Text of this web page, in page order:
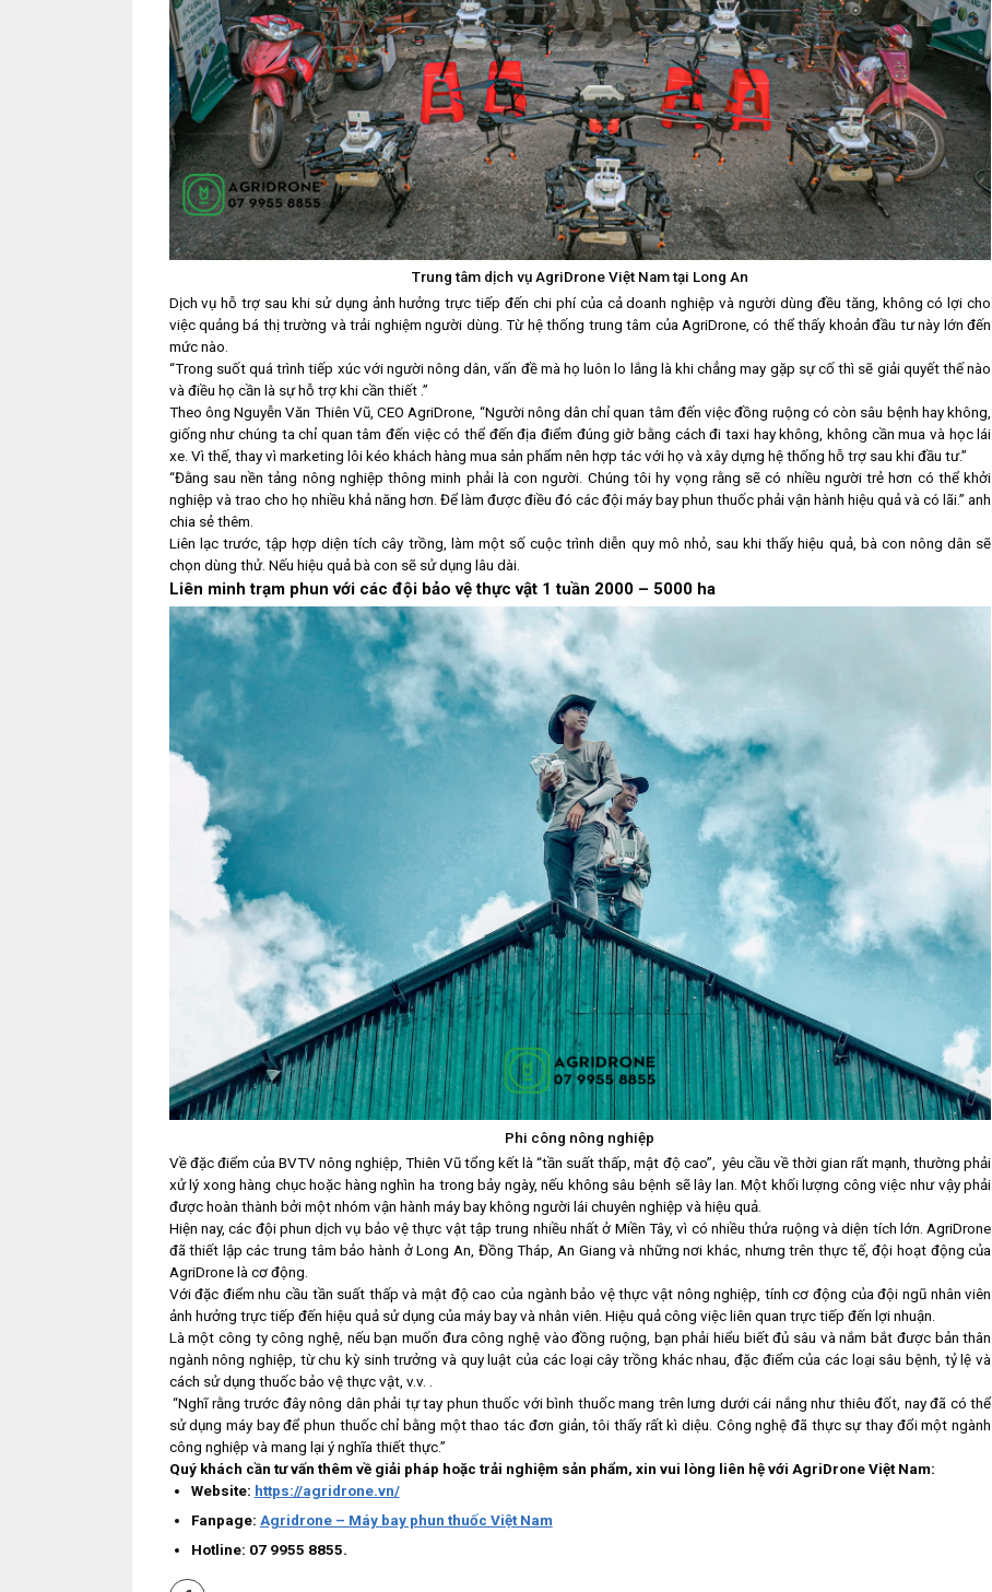
Trung tâm dịch vụ AgriDrone Việt Nam tại Long An
Dịch vụ hỗ trợ sau khi sử dụng ảnh hưởng trực tiếp đến chi phí của cả doanh nghiệp và người dùng đều tăng, không có lợi cho
việc quảng bá thị trường và trải nghiệm người dùng. Từ hệ thống trung tâm của AgriDrone, có thể thấy khoản đầu tư này lớn đến
mức nào.
“Trong suốt quá trình tiếp xúc với người nông dân, vấn đề mà họ luôn lo lắng là khi chẳng may gặp sự cố thì sẽ giải quyết thế nào
và điều họ cần là sự hỗ trợ khi cần thiết .”
Theo ông Nguyễn Văn Thiên Vũ, CEO AgriDrone, “Người nông dân chỉ quan tâm đến việc đồng ruộng có còn sâu bệnh hay không,
giống như chúng ta chỉ quan tâm đến việc có thể đến địa điểm đúng giờ bằng cách đi taxi hay không, không cần mua và học lái
xe. Vì thế, thay vì marketing lôi kéo khách hàng mua sản phẩm nên hợp tác với họ và xây dựng hệ thống hỗ trợ sau khi đầu tư.”
“Đằng sau nền tảng nông nghiệp thông minh phải là con người. Chúng tôi hy vọng rằng sẽ có nhiều người trẻ hơn có thể khởi
nghiệp và trao cho họ nhiều khả năng hơn. Để làm được điều đó các đội máy bay phun thuốc phải vận hành hiệu quả và có lãi.” anh
chia sẻ thêm.
Liên lạc trước, tập hợp diện tích cây trồng, làm một số cuộc trình diễn quy mô nhỏ, sau khi thấy hiệu quả, bà con nông dân sẽ
chọn dùng thử. Nếu hiệu quả bà con sẽ sử dụng lâu dài.
Liên minh trạm phun với các đội bảo vệ thực vật 1 tuần 2000 – 5000 ha
Phi công nông nghiệp
Về đặc điểm của BVTV nông nghiệp, Thiên Vũ tổng kết là “tần suất thấp, mật độ cao”, yêu cầu về thời gian rất mạnh, thường phải
xử lý xong hàng chục hoặc hàng nghìn ha trong bảy ngày, nếu không sâu bệnh sẽ lây lan. Một khối lượng công việc như vậy phải
được hoàn thành bởi một nhóm vận hành máy bay không người lái chuyên nghiệp và hiệu quả.
Hiện nay, các đội phun dịch vụ bảo vệ thực vật tập trung nhiều nhất ở Miền Tây, vì có nhiều thửa ruộng và diện tích lớn.AgriDrone
đã thiết lập các trung tâm bảo hành ở Long An, Đồng Tháp, An Giang và những nơi khác, nhưng trên thực tế, đội hoạt động của
AgriDrone là cơ động.
Với đặc điểm nhu cầu tần suất thấp và mật độ cao của ngành bảo vệ thực vật nông nghiệp, tính cơ động của đội ngũ nhân viên
ảnh hưởng trực tiếp đến hiệu quả sử dụng của máy bay và nhân viên. Hiệu quả công việc liên quan trực tiếp đến lợi nhuận.
Là một công ty công nghệ, nếu bạn muốn đưa công nghệ vào đồng ruộng, bạn phải hiểu biết đủ sâu và nắm bắt được bản thân
ngành nông nghiệp, từ chu kỳ sinh trưởng và quy luật của các loại cây trồng khác nhau, đặc điểm của các loại sâu bệnh, tỷ lệ và
cách sử dụng thuốc bảo vệ thực vật, v.v. .
“Nghĩ rằng trước đây nông dân phải tự tay phun thuốc với bình thuốc mang trên lưng dưới cái nắng như thiêu đốt, nay đã có thể
sử dụng máy bay để phun thuốc chỉ bằng một thao tác đơn giản, tôi thấy rất kì diệu. Công nghệ đã thực sự thay đổi một ngành
công nghiệp và mang lại ý nghĩa thiết thực.”
Quý khách cần tư vấn thêm về giải pháp hoặc trải nghiệm sản phẩm, xin vui lòng liên hệ với AgriDrone Việt Nam:
Website: https://agridrone.vn/
Fanpage: Agridrone – Máy bay phun thuốc Việt Nam
Hotline: 07 9955 8855.